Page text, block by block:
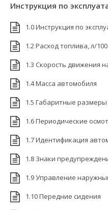
Инструкция по
1.0 Инструкция по
1.2 Расход топлива, л/
1.3 Скорость движения
1.4 Масса автомобиля
1.5 Габаритные размеры
1.6 Периодические
1.7 Идентификация
1.8 Знаки
1.9 Управление
1.10 Передние сидения